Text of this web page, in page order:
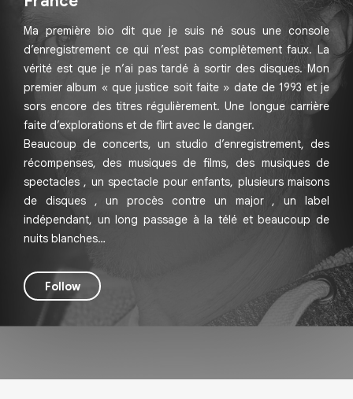
Ma première bio dit que je suis né sous une console
d’enregistrement ce qui n’est pas complètement faux. La
vérité est que je n’ai pas tardé à sortir des disques. Mon
premier album « que justice soit faite » date de 1993 et je
sors encore des titres régulièrement. Une longue carrière
faite d’explorations et de flirt avec le danger.
Beaucoup de concerts, un studio d’enregistrement, des
récompenses, des musiques de films, des musiques de
spectacles , un spectacle pour enfants, plusieurs maisons
de disques , un procès contre un major , un label
indépendant, un long passage à la télé et beaucoup de
nuits blanches…
Follow